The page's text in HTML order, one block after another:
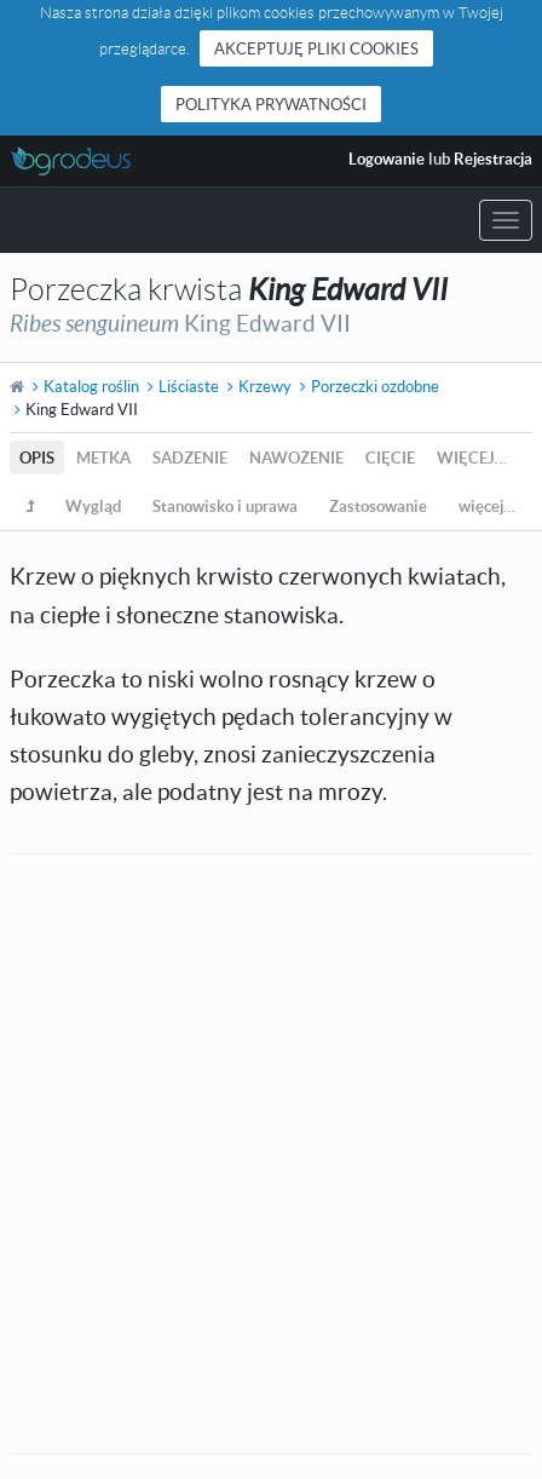
Nasza strona działa dzięki plikom cookies przechowywanym w Twojej
przeglądarce.
AKCEPTUJĘ PLIKI COOKIES
POLITYKA PRYWATNOŚCI
Logowanie lub Rejestracja
Porzeczka krwista King Edward VII
Ribes senguineum King Edward VII
Katalog roślin Liściaste Krzewy
Porzeczki ozdobne
King Edward VII
OPIS METKA SADZENIE NAWOŻENIE CIĘCIE WIĘCEJ…
Wygląd Stanowisko i uprawa Zastosowanie więcej…
Krzew o pięknych krwisto czerwonych kwiatach,
na ciepłe i słoneczne stanowiska.
Porzeczka to niski wolno rosnący krzew o
łukowato wygiętych pędach tolerancyjny w
stosunku do gleby, znosi zanieczyszczenia
powietrza, ale podatny jest na mrozy.